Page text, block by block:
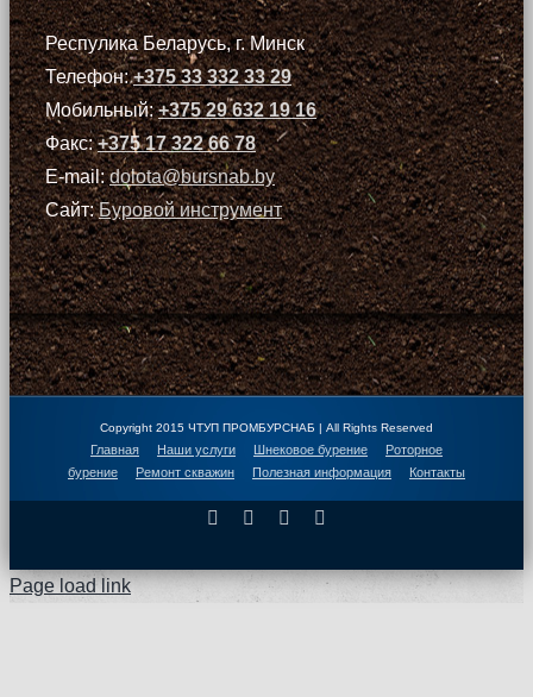
Респулика Беларусь, г. Минск
Телефон:+375 33 332 33 29
Мобильный:+375 29 632 19 16
Факс:+375 17 322 66 78
E-mail:dolota@bursnab.by
Сайт:Буровой инструмент
Copyright 2015 ЧТУП ПРОМБУРСНАБ | All Rights Reserved
Главная Наши услуги Шнековое бурение
Роторное
бурение
Ремонт скважин Полезная информация Контакты
Facebook Instagram
Page load link